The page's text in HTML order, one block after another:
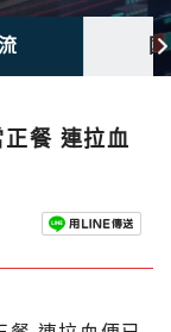
餐 連拉血